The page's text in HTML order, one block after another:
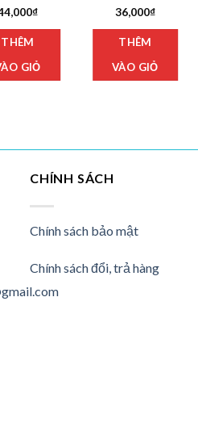
₫
THÊM
GIỎ
36,000₫
THÊM
VÀO GIỎ
CHÍNH SÁCH
Chính sách bảo mật
Chính sách đổi, trả hàng